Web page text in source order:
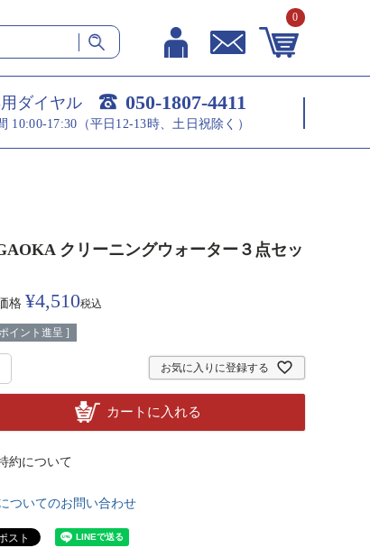
0
ダイヤル 050-1807-4411
10:00-17:30（平日12-13時、土日祝除く）
クリーニングウォーター３点セッ
格 ¥4,510税込
イント進呈 ]
お気に入りに登録する
カートに入れる
約について
ついてのお問い合わせ